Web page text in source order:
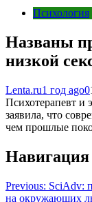
Психология
Названы
низкой
Lenta.ru1 год ago0
Психотерапевт и
заявила, что
чем прошлые
Навигация
Previous: SciAdv:
на окружающих